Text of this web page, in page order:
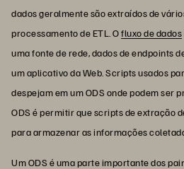
dados geralmente são extraídos de
processamento de ETL. Ofluxo de dados
uma fonte de rede, dados de endpoints
um aplicativo da Web. Scripts usados
despejam em um ODS onde podem ser
ODS é permitir que scripts de extração
para armazenar as informações
Um ODS é uma parte importante dos